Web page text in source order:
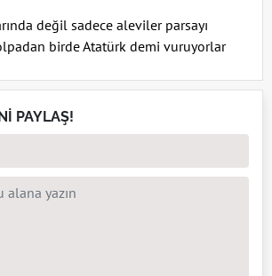
değil sadece aleviler parsayı
birde Atatürk demi vuruyorlar
PAYLAŞ!